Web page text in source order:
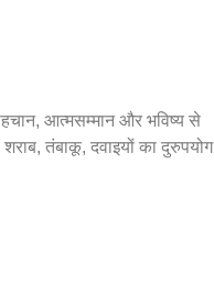
आत्मसम्मान और भविष्य से
तंबाकू, दवाइयों का दुरुपयोग